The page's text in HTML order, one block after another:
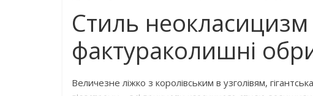
Стиль неокласицизм
фактураколишні
Величезне ліжко з королівським в узголівям,